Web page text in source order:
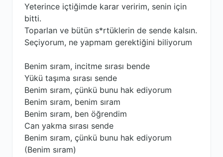
Yeterince içtiğimde karar veririm, senin için
bitti.
Toparlan ve bütün s*rtüklerin de sende kalsın.
Seçiyorum, ne yapmam gerektiğini biliyorum
Benim sıram, incitme sırası bende
Yükü taşıma sırası sende
Benim sıram, çünkü bunu hak ediyorum
Benim sıram, benim sıram
Benim sıram, ben öğrendim
Can yakma sırası sende
Benim sıram, çünkü bunu hak ediyorum
(Benim sıram)